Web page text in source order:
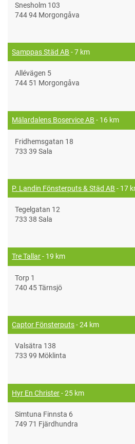
Snesholm 103
744 94 Morgongåva
Samppas Städ AB - 7 km
Allévägen 5
744 51 Morgongåva
Mälardalens Boservice AB - 16 km
Fridhemsgatan 18
733 39 Sala
P. Landin Fönsterputs & Städ AB - 17
Tegelgatan 12
733 38 Sala
Tre Tallar- 19 km
Torp 1
740 45 Tärnsjö
Captor Fönsterputs- 24 km
Valsätra 138
733 99 Möklinta
Hyr En Christer- 25 km
Simtuna Finnsta 6
749 71 Fjärdhundra